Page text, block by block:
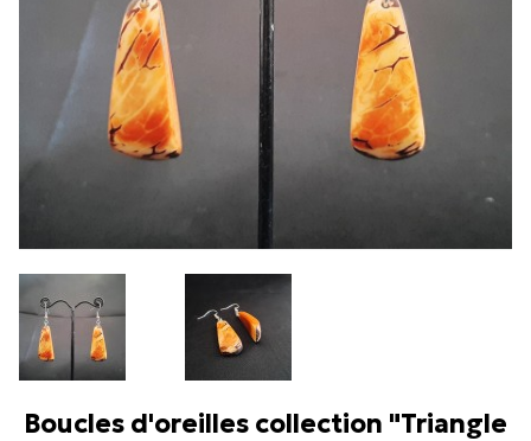
Boucles d'oreilles collection "Triangle